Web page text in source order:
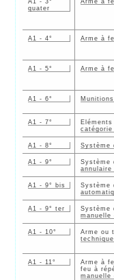
A1 - 3°
quater
Arme à
A1 - 4° Arme à
A1 - 5° Arme à
A1 - 6°
A1 - 7°
catégorie
A1 - 8° Système
A1 - 9°
Système
annulaire
A1 - 9° bis
Système
A1 - 9° ter
Système
manuelle
A1 - 10°
Arme ou
A1 - 11°
Arme à
feu à
manuelle